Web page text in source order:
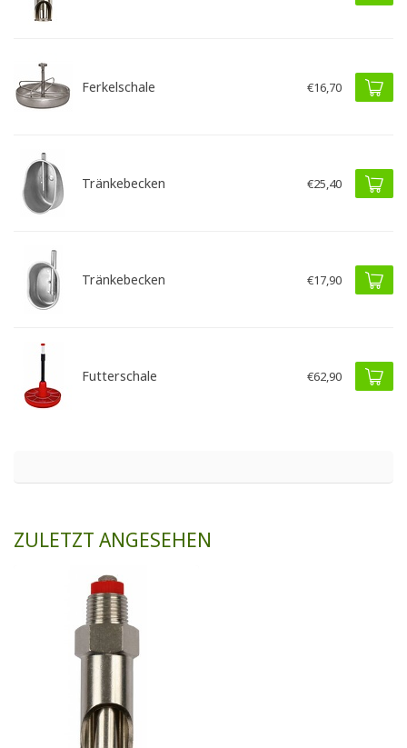
Ferkelschale €16,70
Tränkebecken €25,40
Tränkebecken €17,90
Futterschale €62,90
ZULETZT ANGESEHEN